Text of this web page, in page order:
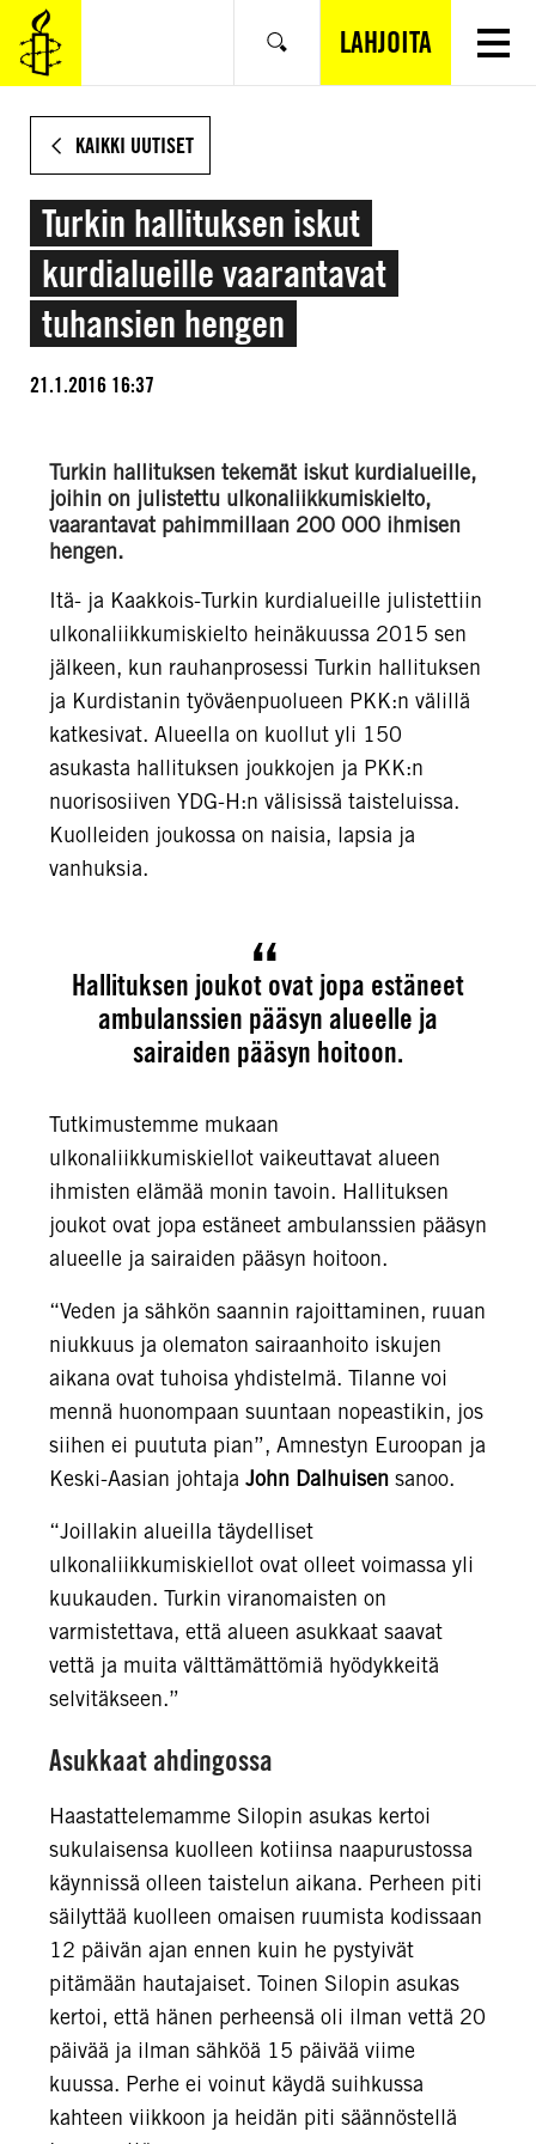
SIIRRY
VARSINAISEEN
SISÄLTÖÖN
Hae LAHJOITA
KAIKKI UUTISET
Turkin hallituksen iskut
kurdialueille vaarantavat
tuhansien hengen
21.1.2016 16:37
Turkin hallituksen tekemät iskut kurdialueille,
joihin on julistettu ulkonaliikkumiskielto,
vaarantavat pahimmillaan 200 000 ihmisen
hengen.
Itä- ja Kaakkois-Turkin kurdialueille julistettiin
ulkonaliikkumiskielto heinäkuussa 2015 sen
jälkeen, kun rauhanprosessi Turkin hallituksen
ja Kurdistanin työväenpuolueen PKK:n välillä
katkesivat. Alueella on kuollut yli 150
asukasta hallituksen joukkojen ja PKK:n
nuorisosiiven YDG-H:n välisissä taisteluissa.
Kuolleiden joukossa on naisia, lapsia ja
vanhuksia.
Hallituksen joukot ovat jopa estäneet
ambulanssien pääsyn alueelle ja
sairaiden pääsyn hoitoon.
Tutkimustemme mukaan
ulkonaliikkumiskiellot vaikeuttavat alueen
ihmisten elämää monin tavoin. Hallituksen
joukot ovat jopa estäneet ambulanssien pääsyn
alueelle ja sairaiden pääsyn hoitoon.
“Veden ja sähkön saannin rajoittaminen, ruuan
niukkuus ja olematon sairaanhoito iskujen
aikana ovat tuhoisa yhdistelmä. Tilanne voi
mennä huonompaan suuntaan nopeastikin, jos
siihen ei puututa pian”, Amnestyn Euroopan ja
Keski-Aasian johtaja John Dalhuisen sanoo.
“Joillakin alueilla täydelliset
ulkonaliikkumiskiellot ovat olleet voimassa yli
kuukauden. Turkin viranomaisten on
varmistettava, että alueen asukkaat saavat
vettä ja muita välttämättömiä hyödykkeitä
selvitäkseen.”
Asukkaat ahdingossa
Haastattelemamme Silopin asukas kertoi
sukulaisensa kuolleen kotiinsa naapurustossa
käynnissä olleen taistelun aikana. Perheen piti
säilyttää kuolleen omaisen ruumista kodissaan
12 päivän ajan ennen kuin he pystyivät
pitämään hautajaiset. Toinen Silopin asukas
kertoi, että hänen perheensä oli ilman vettä 20
päivää ja ilman sähköä 15 päivää viime
kuussa. Perhe ei voinut käydä suihkussa
kahteen viikkoon ja heidän piti säännöstellä